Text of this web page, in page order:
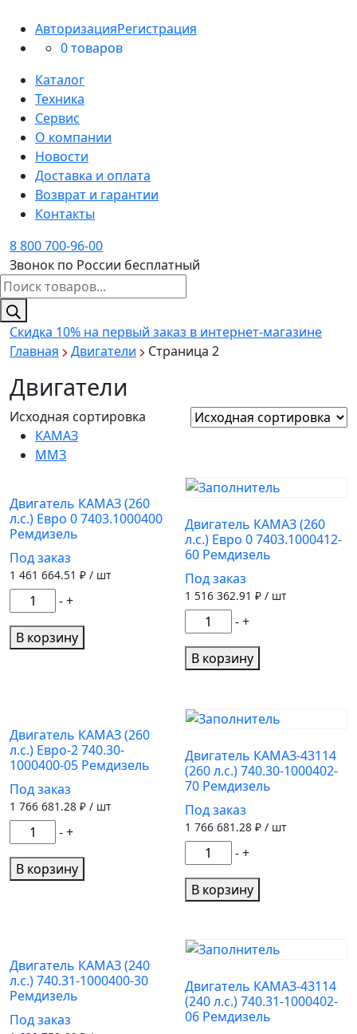
АвторизацияРегистрация
0 товаров
Каталог
Техника
Сервис
О компании
Новости
Доставка и оплата
Возврат и гарантии
Контакты
8 800 700-96-00
Звонок по России бесплатный
Поиск
товаров
Скидка 10% на первый заказ в интернет-магазине
Главная
Двигатели Страница 2
Двигатели
Исходная сортировка
КАМАЗ
ММЗ
Двигатель КАМАЗ (260
л.с.) Евро 0 7403.1000400
Ремдизель
Под заказ
1 461 664.51 ₽ / шт
Количество
товара
Двигатель
КАМАЗ
0
7403.1000400
Ремдизель
-+
В корзину
Двигатель КАМАЗ (260
л.с.) Евро 0 7403.1000412-
60 Ремдизель
Под заказ
1 516 362.91₽ / шт
Количество
товара
Двигатель
КАМАЗ
л.с.)
0
7403.1000412-
60
Ремдизель
- +
В корзину
Двигатель КАМАЗ (260
л.с.) Евро-2 740.30-
1000400-05 Ремдизель
Под заказ
1 766 681.28 ₽ / шт
Количество
товара
Двигатель
КАМАЗ
740.30-
1000400-
05
Ремдизель
-+
В корзину
Двигатель КАМАЗ-43114
(260 л.с.) 740.30-1000402-
70 Ремдизель
Под заказ
1 766 681.28₽ / шт
Количество
товара
Двигатель
КАМАЗ-43114
л.с.)
1000402-
70
Ремдизель
- +
В корзину
Двигатель КАМАЗ (240
л.с.) 740.31-1000400-30
Ремдизель
Под заказ
Двигатель КАМАЗ-43114
(240 л.с.) 740.31-1000402-
06 Ремдизель